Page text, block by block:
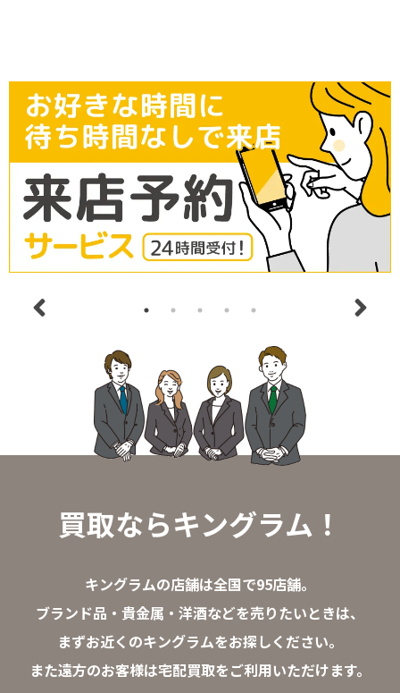
買取ならキングラム！
キングラムの店舗は全国で95店舗。
ブランド品・貴金属・洋酒などを売りたいときは、
まずお近くのキングラムをお探しください。
また遠方のお客様は宅配買取をご利用いただけます。